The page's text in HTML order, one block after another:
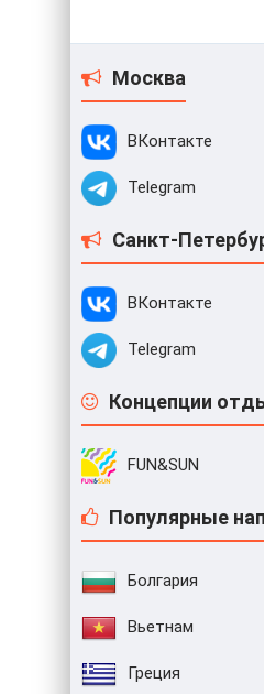
Москва
ВКонтакте
Telegram
Санкт-
ВКонтакте
Telegram
Концепции
FUN&SUN
Популярные
Болгария
Вьетнам
Греция